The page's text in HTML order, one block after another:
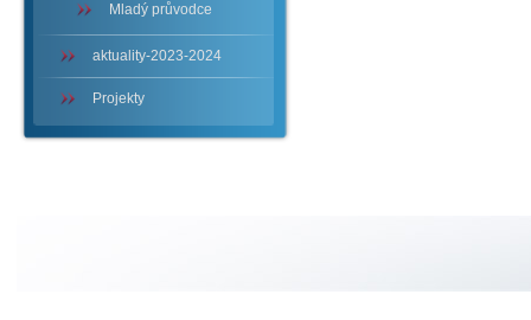
Mladý průvodce
aktuality-2023-2024
Projekty